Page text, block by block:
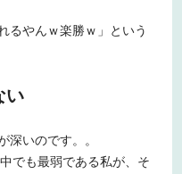
るやんｗ楽勝ｗ」という
い
深いのです。。
でも最弱である私が、そ